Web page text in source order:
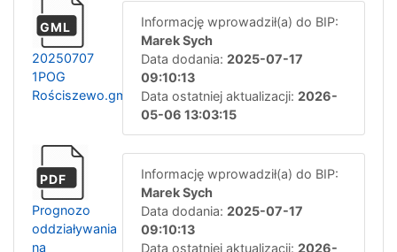
GML
20250707
1POG
Rościszewo.gml
Informację wprowadził(a) do BIP:
Marek Sych
Data dodania: 2025-07-17
09:10:13
Data ostatniej aktualizacji: 2026-
05-06 13:03:15
PDF
Prognozo
oddziaływania
na
Informację wprowadził(a) do BIP:
Marek Sych
Data dodania: 2025-07-17
09:10:13
Data ostatniej aktualizacji: 2026-